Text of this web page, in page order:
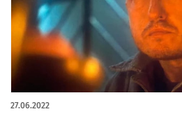
27.06.2022
artykuł z galerią zdjęć